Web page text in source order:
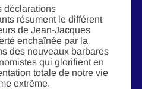
déclarations
résument le différent
de Jean-Jacques
enchaînée par la
des nouveaux barbares
qui glorifient en
totale de notre vie
extrême.